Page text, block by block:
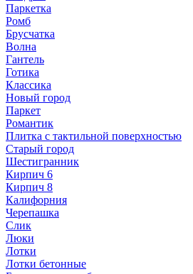
Паркетка
Ромб
Брусчатка
Волна
Гантель
Готика
Классика
Новый город
Паркет
Романтик
Плитка с тактильной поверхностью
Старый город
Шестигранник
Кирпич 6
Кирпич 8
Калифорния
Черепашка
Слик
Люки
Лотки
Лотки бетонные